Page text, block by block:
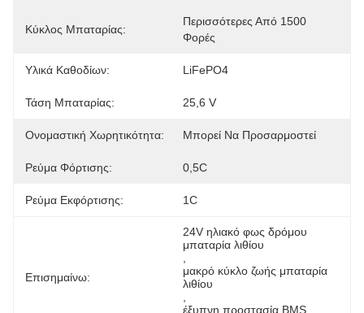
Κύκλος Μπαταρίας:
Περισσότερες Από 1500
Φορές
Υλικά Καθοδίων: LiFePO4
Τάση Μπαταρίας: 25,6 V
Ονομαστική Χωρητικότητα: Μπορεί Να Προσαρμοστεί
Ρεύμα Φόρτισης: 0,5C
Ρεύμα Εκφόρτισης: 1C
Επισημαίνω:
24V ηλιακό φως δρόμου
μπαταρία λιθίου
μακρό κύκλο ζωής μπαταρία
λιθίου
έξυπνη προστασία BMS